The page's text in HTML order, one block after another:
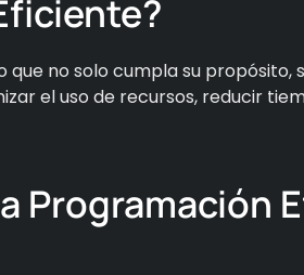
no solo cumpla su propósito,
el uso de recursos, reducir
Programación